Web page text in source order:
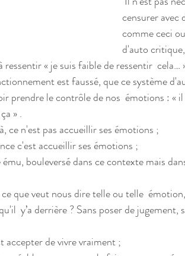
censurer avec
comme ceci
d'auto
ressentir « je suis faible de ressentir  cela…
est faussé, que ce système
» .
ce n'est pas accueillir ses émotions ;
c'est accueillir ses émotions ;
y’a derrière ? Sans poser de
accepter de vivre vraiment ;